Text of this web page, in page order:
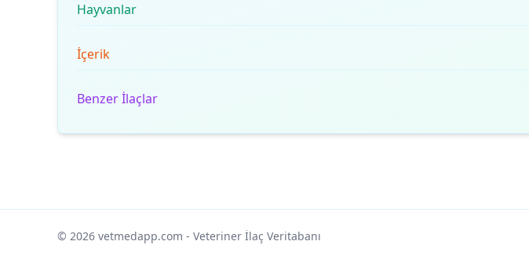
Hayvanlar
İçerik
Benzer İlaçlar
© 2026 vetmedapp.com - Veteriner İlaç Veritabanı